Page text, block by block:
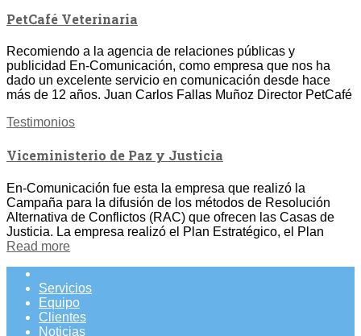
PetCafé Veterinaria
Recomiendo a la agencia de relaciones públicas y
publicidad En-Comunicación, como empresa que nos ha
dado un excelente servicio en comunicación desde hace
más de 12 años. Juan Carlos Fallas Muñoz Director PetCafé
Testimonios
Viceministerio de Paz y Justicia
En-Comunicación fue esta la empresa que realizó la
Campaña para la difusión de los métodos de Resolución
Alternativa de Conflictos (RAC) que ofrecen las Casas de
Justicia. La empresa realizó el Plan Estratégico, el Plan
Read more
Servicios
Equipo
Clientes
Noticias